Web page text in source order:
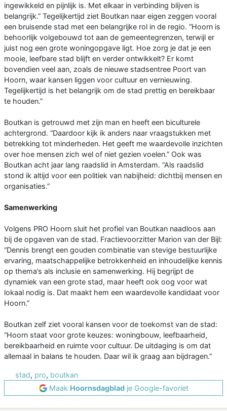
ingewikkeld en pijnlijk is. Met elkaar in verbinding blijven is
belangrijk.” Tegelijkertijd ziet Boutkan naar eigen zeggen vooral
een bruisende stad met een belangrijke rol in de regio. “Hoorn is
behoorlijk volgebouwd tot aan de gemeentegrenzen, terwijl er
juist nog een grote woningopgave ligt. Hoe zorg je dat je een
mooie, leefbare stad blijft en verder ontwikkelt? Er komt
bovendien veel aan, zoals de nieuwe stadsentree Poort van
Hoorn, waar kansen liggen voor cultuur en vernieuwing.
Tegelijkertijd is het belangrijk om de stad prettig en bereikbaar
te houden.”
Boutkan is getrouwd met zijn man en heeft een biculturele
achtergrond. “Daardoor kijk ik anders naar vraagstukken met
betrekking tot minderheden. Het geeft me waardevolle inzichten
over hoe mensen zich wel of niet gezien voelen.” Ook was
Boutkan acht jaar lang raadslid in Amsterdam. “Als raadslid
stond ik altijd voor een politiek van nabijheid: dichtbij mensen en
organisaties.”
Samenwerking
Volgens PRO Hoorn sluit het profiel van Boutkan naadloos aan
bij de opgaven van de stad. Fractievoorzitter Marion van der Bijl:
“Dennis brengt een gouden combinatie van stevige bestuurlijke
ervaring, maatschappelijke betrokkenheid en inhoudelijke kennis
op thema’s als inclusie en samenwerking. Hij begrijpt de
dynamiek van een grote stad, maar heeft ook oog voor wat
lokaal nodig is. Dat maakt hem een waardevolle kandidaat voor
Hoorn.”
Boutkan zelf ziet vooral kansen voor de toekomst van de stad:
“Hoorn staat voor grote keuzes: woningbouw, leefbaarheid,
bereikbaarheid en ruimte voor cultuur. De uitdaging is om dat
allemaal in balans te houden. Daar wil ik graag aan bijdragen.”
stad, pro, boutkan
Maak Hoornsdagbladje Google-favoriet